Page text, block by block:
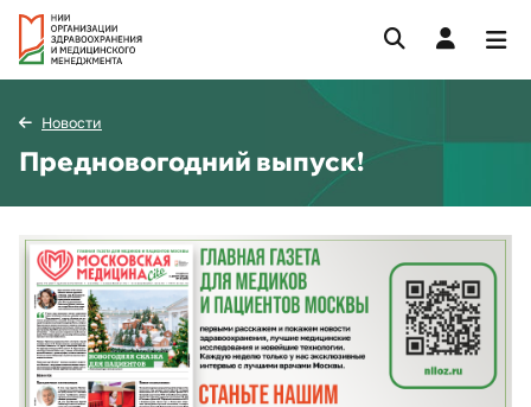
Новости
Предновогодний выпуск!